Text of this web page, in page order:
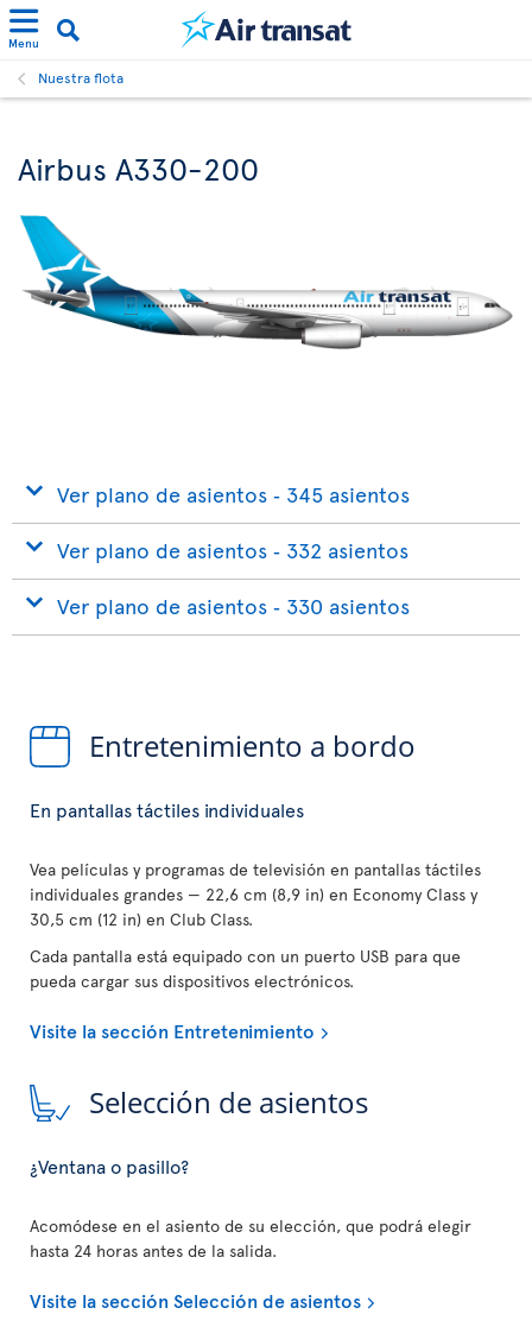
Menu
Nuestra flota
Airbus A330-200
Ver plano de asientos ‐ 345 asientos
Ver plano de asientos ‐ 332 asientos
Ver plano de asientos ‐ 330 asientos
Entretenimiento a bordo
En pantallas táctiles individuales
Vea películas y programas de televisión en pantallas táctiles
individuales grandes — 22,6 cm (8,9 in) en Economy Class y
30,5 cm (12 in) en Club Class.
Cada pantalla está equipado con un puerto USB para que
pueda cargar sus dispositivos electrónicos.
Visite la sección Entretenimiento
Selección de asientos
¿Ventana o pasillo?
Acomódese en el asiento de su elección, que podrá elegir
hasta 24 horas antes de la salida.
Visite la sección Selección de asientos